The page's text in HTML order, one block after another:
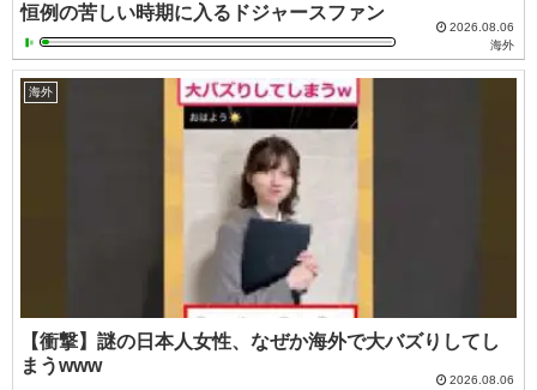
恒例の苦しい時期に入るドジャースファン
2026.08.06
海外
海外
【衝撃】謎の日本人女性、なぜか海外で大バズりしてし
まうwww
2026.08.06